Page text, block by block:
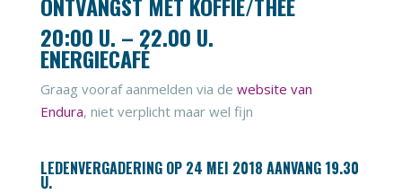
20:00 U. – 22.00 U.
ENERGIECAFÉ
Graag vooraf aanmelden via de website van
Endura, niet verplicht maar wel fijn
LEDENVERGADERING OP 24 MEI 2018 AANVANG 19.30
U.